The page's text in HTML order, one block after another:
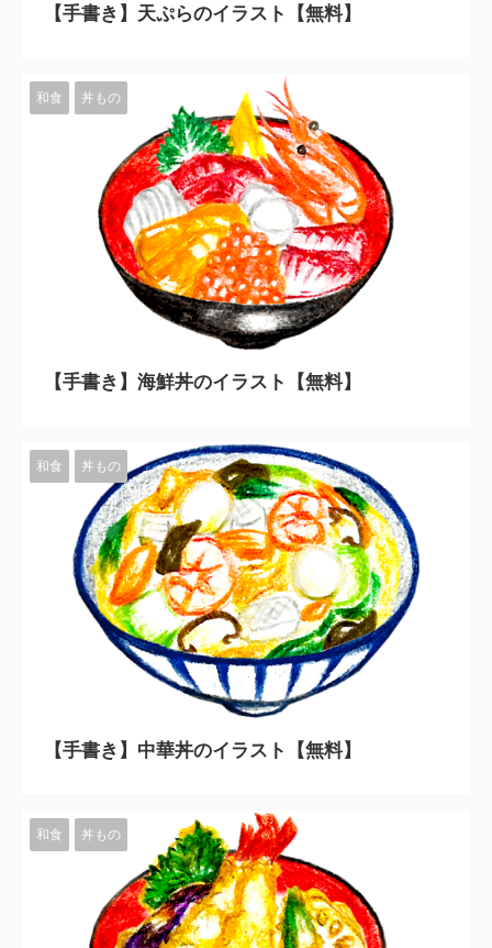
【手書き】天ぷらのイラスト【無料】
和食 丼もの
【手書き】海鮮丼のイラスト【無料】
和食 丼もの
【手書き】中華丼のイラスト【無料】
和食 丼もの